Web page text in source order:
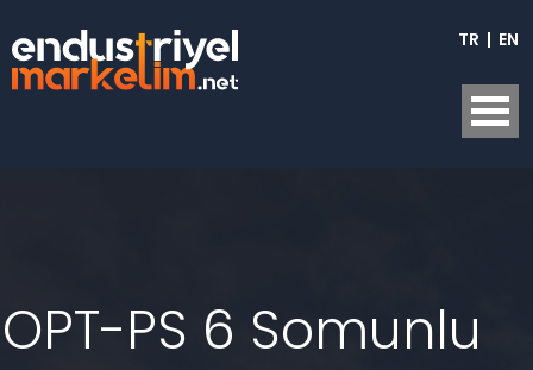
TR | EN
OPT-PS 6 Somunlu